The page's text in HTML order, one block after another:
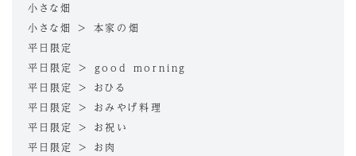
小さな畑
小さな畑 > 本家の畑
平日限定
平日限定 > good morning
平日限定 > おひる
平日限定 > おみやげ料理
平日限定 > お祝い
平日限定 > お肉